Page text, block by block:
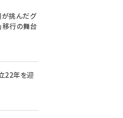
挑んだグ
移行の舞台
22年を迎